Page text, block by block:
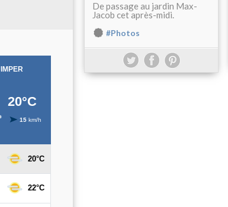
De passage au jardin Max-
Jacob cet après-midi.
#Photos